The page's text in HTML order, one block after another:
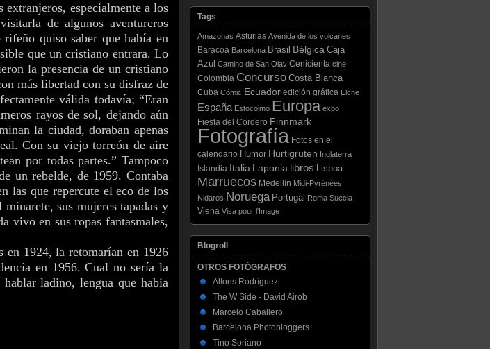
especialmente a los
de algunos aventureros
quiso saber que había en
que un cristiano entrara. Lo
la presencia de un cristiano
más libertad con su disfraz de
válida todavía; “Eran
rayos de sol, dejando aún
la ciudad, doraban apenas
Con su viejo torreón de aire
por todas partes.” Tampoco
un rebelde, de 1959. Contaba
las que repercute el eco de los
sus mujeres tapadas y
vivo en sus ropas fantasmales,
en 1924, la retomarían en 1926
en 1956. Cual no sería la
ladino, lengua que había
Tags
Amazonas Asturias Avenida de los volcanes
Baracoa Barcelona Brasil Bélgica Caja
Azul Camino de San Olav Cenicienta cine
Colombia Concurso Costa Blanca
Cuba Cómic Ecuador edición gráfica Elche
España Estocolmo Europa expo
Fiesta del Cordero Finnmark
Fotografía Fotos en el
calendario Humor Hurtigruten Inglaterra
Islandia Italia Laponia libros Lisboa
Marruecos Medellín Midi-Pyrénées
Nidaros Noruega Portugal Roma Suecia
Viena Visa pour l'Image
Blogroll
OTROS FOTÓGRAFOS
Alfons Rodríguez
The W Side - David Airob
Marcelo Caballero
Barcelona Photobloggers
Tino Soriano